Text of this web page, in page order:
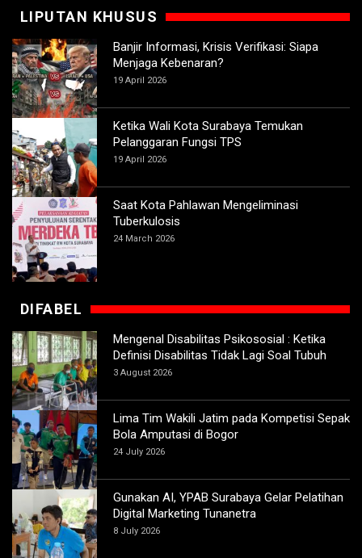
LIPUTAN KHUSUS
Banjir Informasi, Krisis Verifikasi: Siapa
Menjaga Kebenaran?
19 April 2026
Ketika Wali Kota Surabaya Temukan
Pelanggaran Fungsi TPS
19 April 2026
Saat Kota Pahlawan Mengeliminasi
Tuberkulosis
24 March 2026
DIFABEL
Mengenal Disabilitas Psikososial : Ketika
Definisi Disabilitas Tidak Lagi Soal Tubuh
3 August 2026
Lima Tim Wakili Jatim pada Kompetisi Sepak
Bola Amputasi di Bogor
24 July 2026
Gunakan AI, YPAB Surabaya Gelar Pelatihan
Digital Marketing Tunanetra
8 July 2026